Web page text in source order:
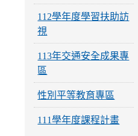
112學年度學習扶助訪
視
113年交通安全成果專
區
性別平等教育專區
111學年度課程計畫